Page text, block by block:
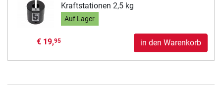
Kraftstationen 2,5 kg
Auf Lager
€ 19,95 in den Warenkorb